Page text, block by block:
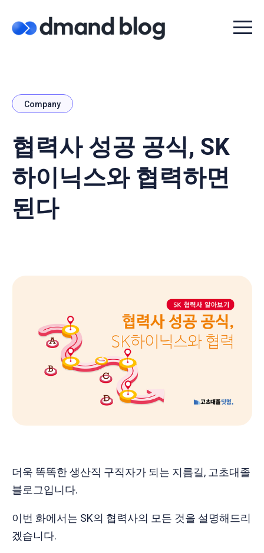
Menu
Company
협력사 성공 공식, SK
하이닉스와 협력하면
된다
더욱 똑똑한 생산직 구직자가 되는 지름길, 고초대졸
블로그입니다.
이번 화에서는 SK의 협력사의 모든 것을 설명해드리
겠습니다.